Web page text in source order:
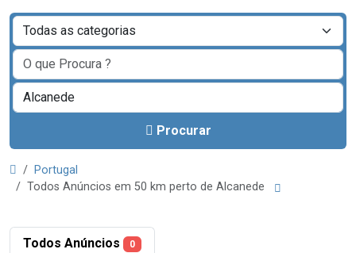
Procurar
Portugal
Todos Anúncios em 50 km perto de Alcanede
Todos Anúncios 0